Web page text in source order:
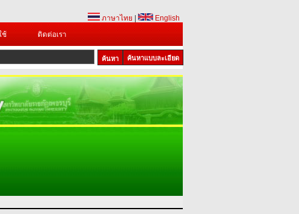
ภาษาไทย
English
ช้ ติดต่อเรา
ค้นหาแบบละเอียด